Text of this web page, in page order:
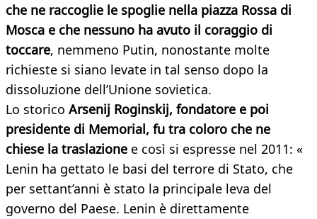
che ne raccoglie le spoglie nella piazza Rossa di
Mosca e che nessuno ha avuto il coraggio di
toccare, nemmeno Putin, nonostante molte
richieste si siano levate in tal senso dopo la
dissoluzione dell’Unione sovietica.
Lo storico Arsenij Roginskij, fondatore e poi
presidente di Memorial, fu tra coloro che ne
chiese la traslazione e così si espresse nel 2011: «
Lenin ha gettato le basi del terrore di Stato, che
per settant’anni è stato la principale leva del
governo del Paese. Lenin è direttamente